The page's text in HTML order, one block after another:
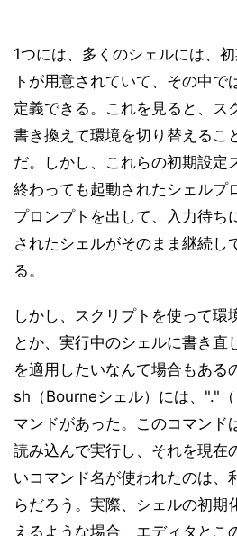
1つには、多くのシェルには、
トが用意されていて、その中で
定義できる。これを見ると、ス
書き換えて環境を切り替えるこ
だ。しかし、これらの初期設定
終わっても起動されたシェルプ
プロンプトを出して、入力待ち
されたシェルがそのまま継続し
る。
しかし、スクリプトを使って環
とか、実行中のシェルに書き直
を適用したいなんて場合もある
sh（Bourneシェル）には、"."
マンドがあった。このコマンド
読み込んで実行し、それを現在
いコマンド名が使われたのは、
らだろう。実際、シェルの初期
えるような場合、エディタとこ